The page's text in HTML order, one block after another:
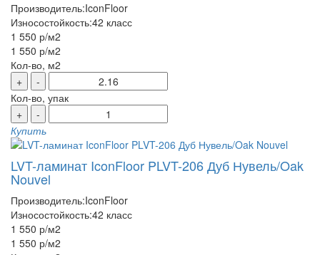
Производитель:IconFloor
Износостойкость:42 класс
1 550 р/м2
1 550 р/м2
Кол-во, м2
+
-
Кол-во, упак
+
-
Купить
LVT-ламинат IconFloor PLVT-206 Дуб Нувель/Oak
Nouvel
Производитель:IconFloor
Износостойкость:42 класс
1 550 р/м2
1 550 р/м2